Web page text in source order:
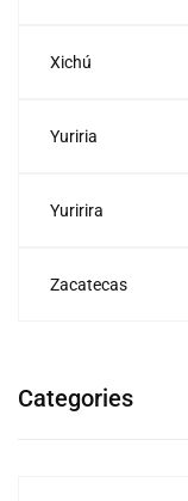
Xichú
Yuriria
Yuririra
Zacatecas
Categories